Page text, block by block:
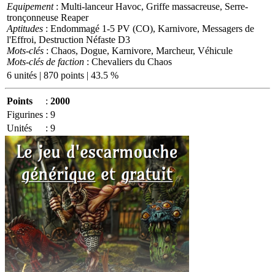
Equipement: Multi-lanceur Havoc, Griffe massacreuse, Serre-
tronçonneuse Reaper
Aptitudes : Endommagé 1-5 PV (CO), Karnivore, Messagers de
l'Effroi, Destruction Néfaste D3
Mots-clés : Chaos, Dogue, Karnivore, Marcheur, Véhicule
Mots-clés de faction : Chevaliers du Chaos
6 unités | 870 points | 43.5 %
Points : 2000
Figurines : 9
Unités
: 9